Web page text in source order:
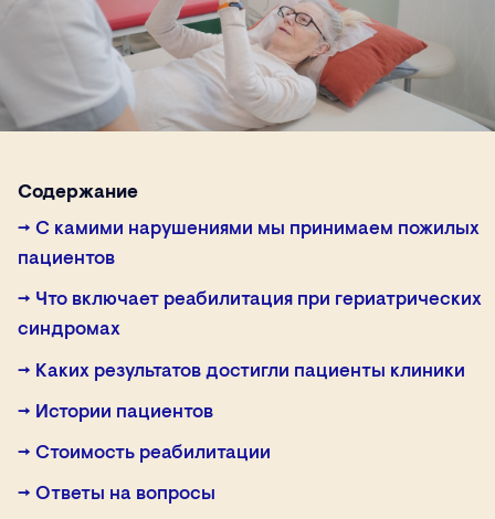
Содержание
→ С камими нарушениями мы принимаем пожилых
пациентов
→ Что включает реабилитация при гериатрических
синдромах
→ Каких результатов достигли пациенты клиники
→ Истории пациентов
→ Стоимость реабилитации
→ Ответы на вопросы